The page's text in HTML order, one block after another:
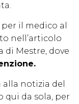
il medico al
nell’articolo
di Mestre, dove
alla notizia del
qui da sola, per